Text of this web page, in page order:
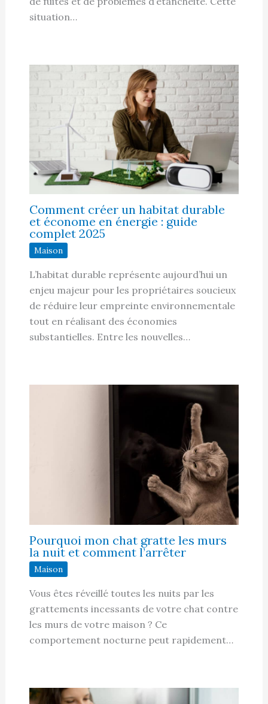
situation…
Comment créer un habitat durable
et économe en énergie : guide
complet 2025
Maison
L’habitat durable représente aujourd’hui un
enjeu majeur pour les propriétaires soucieux
de réduire leur empreinte environnementale
tout en réalisant des économies
substantielles. Entre les nouvelles…
Pourquoi mon chat gratte les murs
la nuit et comment l’arrêter
Maison
Vous êtes réveillé toutes les nuits par les
grattements incessants de votre chat contre
les murs de votre maison ? Ce
comportement nocturne peut rapidement…